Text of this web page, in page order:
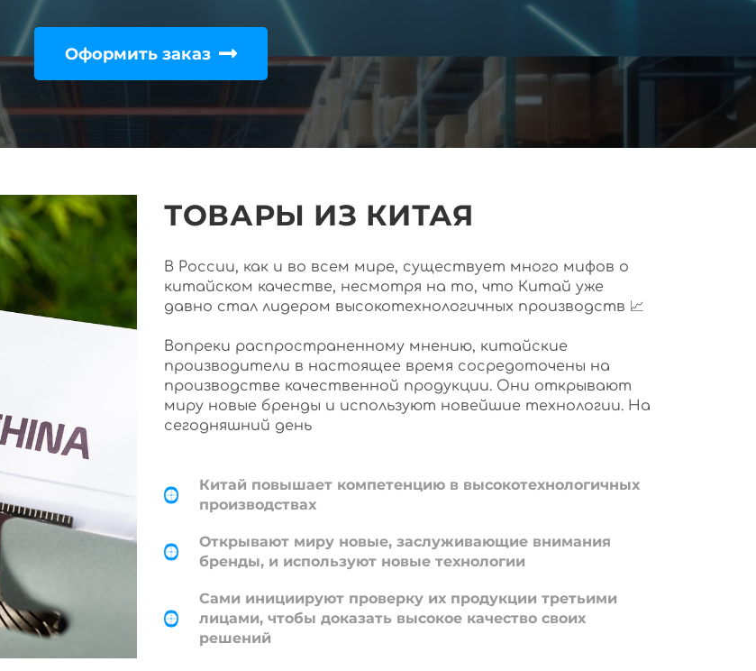
Оформить заказ
ТОВАРЫ ИЗ КИТАЯ
В России, как и во всем мире, существует много мифов о
китайском качестве, несмотря на то, что Китай уже
давно стал лидером высокотехнологичных производств 📈
Вопреки распространенному мнению, китайские
производители в настоящее время сосредоточены на
производстве качественной продукции. Они открывают
миру новые бренды и используют новейшие технологии. На
сегодняшний день
Китай повышает компетенцию в высокотехнологичных
производствах
Открывают миру новые, заслуживающие внимания
бренды, и используют новые технологии
Сами инициируют проверку их продукции третьими
лицами, чтобы доказать высокое качество своих
решений